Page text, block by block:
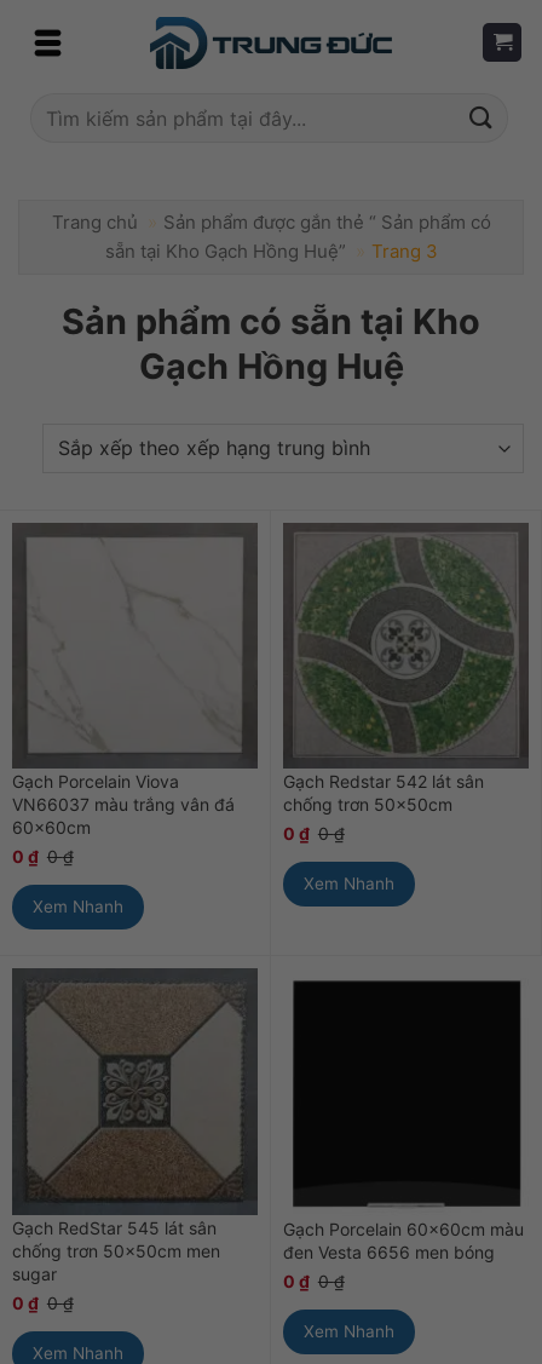
Tìm
Trang chủ » Sản phẩm được gắn thẻ “ Sản phẩm có
sẵn tại Kho Gạch Hồng Huệ” » Trang 3
Sản phẩm có sẵn tại Kho
Gạch Hồng Huệ
Gạch Porcelain Viova
VN66037 màu trắng vân đá
60x60cm
0 ₫ 0₫
Xem Nhanh
Gạch Redstar 542 lát sân
chống trơn 50x50cm
0 ₫ 0₫
Xem Nhanh
Gạch RedStar 545 lát sân
chống trơn 50x50cm men
sugar
0 ₫ 0₫
Xem Nhanh
Gạch Porcelain 60x60cm màu
đen Vesta 6656 men bóng
0 ₫ 0₫
Xem Nhanh